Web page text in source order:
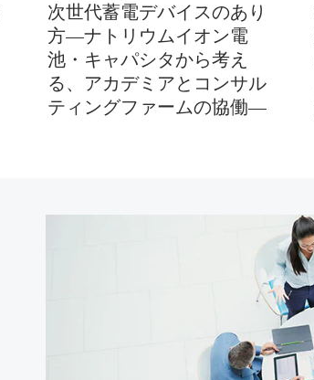
次世代蓄電デバイスのあり
方―ナトリウムイオン電
池・キャパシタから考え
る、アカデミアとコンサル
ティングファームの協働―